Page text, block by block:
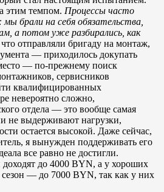
этим темпом. Процессы часто
брали на себя обязательства,
а потом уже разбирались, как
отправляли бригаду на монтаж,
— приходилось докупать
— по-прежнему поиск
сервисников
квалифицированных
невероятно сложно,
отдела — это вообще самая
не выдерживают нагрузки,
остается высокой. Даже сейчас,
я вынужден поддерживать его
все равно не достигли.
доходят до 4000 BYN, а у хороших
— до 7000 BYN, так как у них